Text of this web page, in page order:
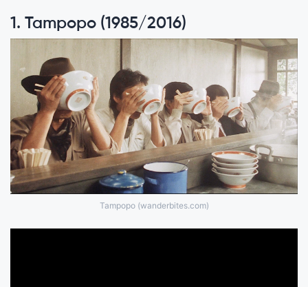
1. Tampopo (1985/2016)
Tampopo (wanderbites.com)